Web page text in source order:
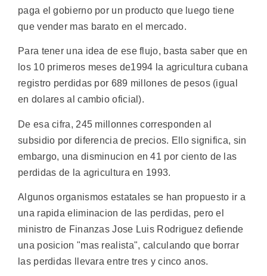
paga el gobierno por un producto que luego tiene
que vender mas barato en el mercado.
Para tener una idea de ese flujo, basta saber que en
los 10 primeros meses de1994 la agricultura cubana
registro perdidas por 689 millones de pesos (igual
en dolares al cambio oficial).
De esa cifra, 245 millonnes corresponden al
subsidio por diferencia de precios. Ello significa, sin
embargo, una disminucion en 41 por ciento de las
perdidas de la agricultura en 1993.
Algunos organismos estatales se han propuesto ir a
una rapida eliminacion de las perdidas, pero el
ministro de Finanzas Jose Luis Rodriguez defiende
una posicion "mas realista", calculando que borrar
las perdidas llevara entre tres y cinco anos.